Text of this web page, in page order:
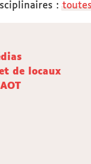
:
de locaux